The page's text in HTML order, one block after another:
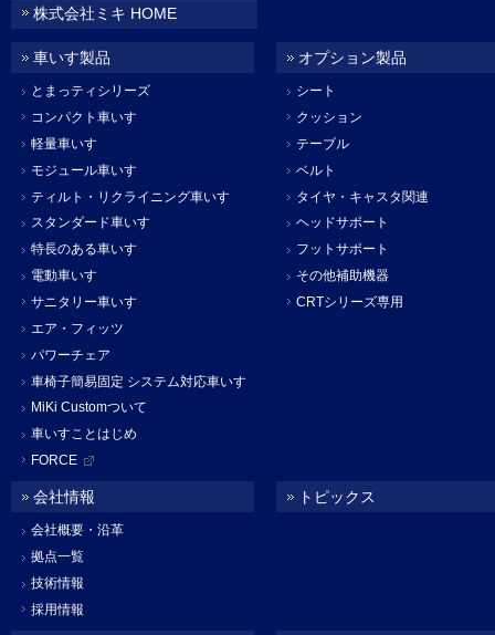
株式会社ミキ HOME
車いす製品
とまっティシリーズ
コンパクト車いす
軽量車いす
モジュール車いす
ティルト・リクライニング車いす
スタンダード車いす
特長のある車いす
電動車いす
サニタリー車いす
エア・フィッツ
パワーチェア
車椅子簡易固定 システム対応車いす
MiKi Customついて
車いすことはじめ
FORCE
オプション製品
シート
クッション
テーブル
ベルト
タイヤ・キャスタ関連
ヘッドサポート
フットサポート
その他補助機器
CRTシリーズ専用
会社情報
会社概要・沿革
拠点一覧
技術情報
採用情報
トピックス